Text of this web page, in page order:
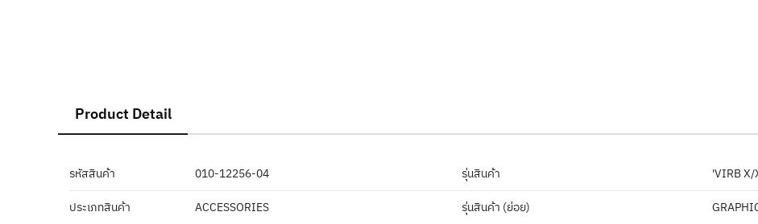
Product Detail
รหัสสินค้า 010-12256-04 รุ่นสินค้า 'VIRB X/
ประเภทสินค้า ACCESSORIES รุ่นสินค้า (ย่อย)